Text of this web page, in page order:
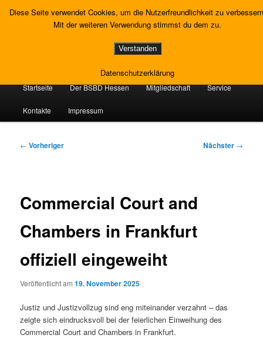
primären
Landesverband Hessen
HauptmenüStartseite Der BSBD Hessen Mitgliedschaft Service
Kontakte Impressum
Beitragsnavigation
← Vorheriger Nächster →
Commercial Court and
Chambers in Frankfurt
offiziell eingeweiht
Veröffentlicht am19. November 2025
Justiz und Justizvollzug sind eng miteinander verzahnt – das
zeigte sich eindrucksvoll bei der feierlichen Einweihung des
Commercial Court and Chambers in Frankfurt.
Diese Seite verwendet Cookies, um die Nutzerfreundlichkeit zu
Mit der weiteren Verwendung stimmst du dem zu.
Verstanden
Datenschutzerklärung